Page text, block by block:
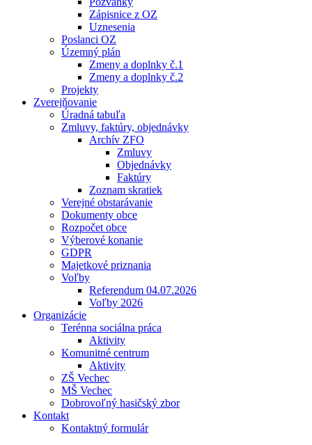
Zápisnice z OZ
Uznesenia
Poslanci OZ
Územný plán
Zmeny a doplnky č.1
Zmeny a doplnky č.2
Projekty
Zverejňovanie
Úradná tabuľa
Zmluvy, faktúry, objednávky
Archív ZFO
Zmluvy
Objednávky
Faktúry
Zoznam skratiek
Verejné obstarávanie
Dokumenty obce
Rozpočet obce
Výberové konanie
GDPR
Majetkové priznania
Voľby
Referendum 04.07.2026
Voľby 2026
Organizácie
Terénna sociálna práca
Aktivity
Komunitné centrum
Aktivity
ZŠ Vechec
MŠ Vechec
Dobrovoľný hasičský zbor
Kontakt
Kontaktný formulár